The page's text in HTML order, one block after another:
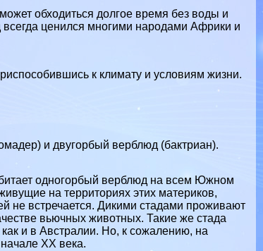
обходиться долгое время без воды и
ценился многими народами Африки и
к климату и условиям жизни.
и двугорбый верблюд (бактриан).
одногорбый верблюд на всем Южном
на территориях этих материков,
не встречается. Дикими стадами проживают
вьючных животных. Такие же стада
и в Австралии. Но, к сожалению, на
ХХ века.